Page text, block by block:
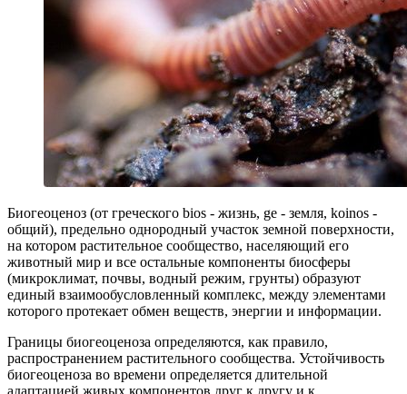
Биогеоценоз (от греческого bios - жизнь, ge - земля, koinos -
общий), предельно однородный участок земной поверхности,
на котором растительное сообщество, населяющий его
животный мир и все остальные компоненты биосферы
(микроклимат, почвы, водный режим, грунты) образуют
единый взаимообусловленный комплекс, между элементами
которого протекает обмен веществ, энергии и информации.
Границы биогеоценоза определяются, как правило,
распространением растительного сообщества. Устойчивость
биогеоценоза во времени определяется длительной
адаптацией живых компонентов друг к другу и к